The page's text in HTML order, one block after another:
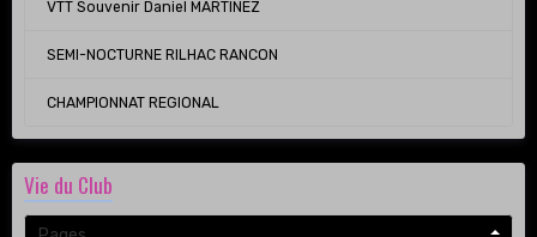
VTT Souvenir Daniel MARTINEZ
SEMI-NOCTURNE RILHAC RANCON
CHAMPIONNAT REGIONAL
Vie du Club